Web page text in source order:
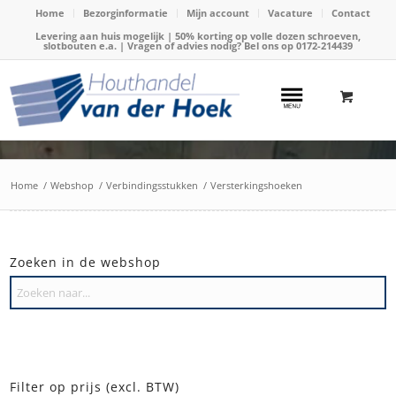
Home Bezorginformatie Mijn account Vacature
Contact
Levering aan huis mogelijk | 50% korting op volle dozen schroeven,
slotbouten e.a. | Vragen of advies nodig? Bel ons op 0172-214439
Home / Webshop / Verbindingsstukken / Versterkingshoeken
Zoeken in de webshop
Filter op prijs (excl. BTW)